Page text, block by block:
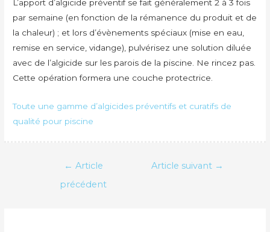
L’apport d’algicide préventif se fait généralement 2 à 3 fois
par semaine (en fonction de la rémanence du produit et de
la chaleur) ; et lors d’évènements spéciaux (mise en eau,
remise en service, vidange), pulvérisez une solution diluée
avec de l’algicide sur les parois de la piscine. Ne rincez pas.
Cette opération formera une couche protectrice.
Toute une gamme d’algicides préventifs et curatifs de
qualité pour piscine
← Article
précédent
Article suivant →